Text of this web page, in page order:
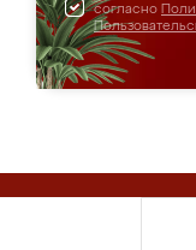
согласно